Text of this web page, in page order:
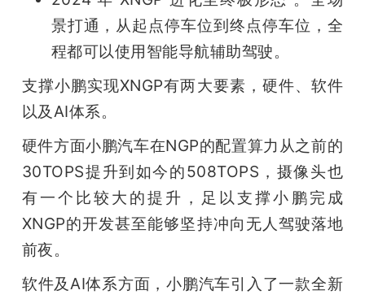
景打通，从起点停车位到终点停车位，全
程都可以使用智能导航辅助驾驶。
支撑小鹏实现XNGP有两大要素，硬件、软件
以及AI体系。
硬件方面小鹏汽车在NGP的配置算力从之前的
30TOPS提升到如今的508TOPS，摄像头也
有一个比较大的提升，足以支撑小鹏完成
XNGP的开发甚至能够坚持冲向无人驾驶落地
前夜。
软件及AI体系方面，小鹏汽车引入了一款全新